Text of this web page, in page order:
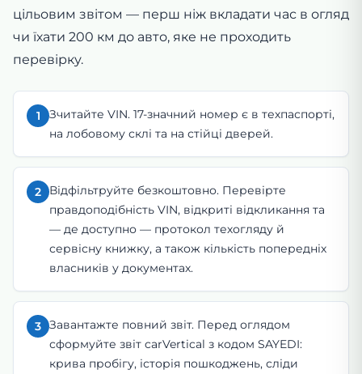
цільовим звітом — перш ніж вкладати час в огляд
чи їхати 200 км до авто, яке не проходить
перевірку.
1
Зчитайте VIN. 17-значний номер є в техпаспорті,
на лобовому склі та на стійці дверей.
2
Відфільтруйте безкоштовно. Перевірте
правдоподібність VIN, відкриті відкликання та
— де доступно — протокол техогляду й
сервісну книжку, а також кількість попередніх
власників у документах.
3 Завантажте повний звіт. Перед оглядом
сформуйте звіт carVertical з кодом SAYEDI:
крива пробігу, історія пошкоджень, сліди